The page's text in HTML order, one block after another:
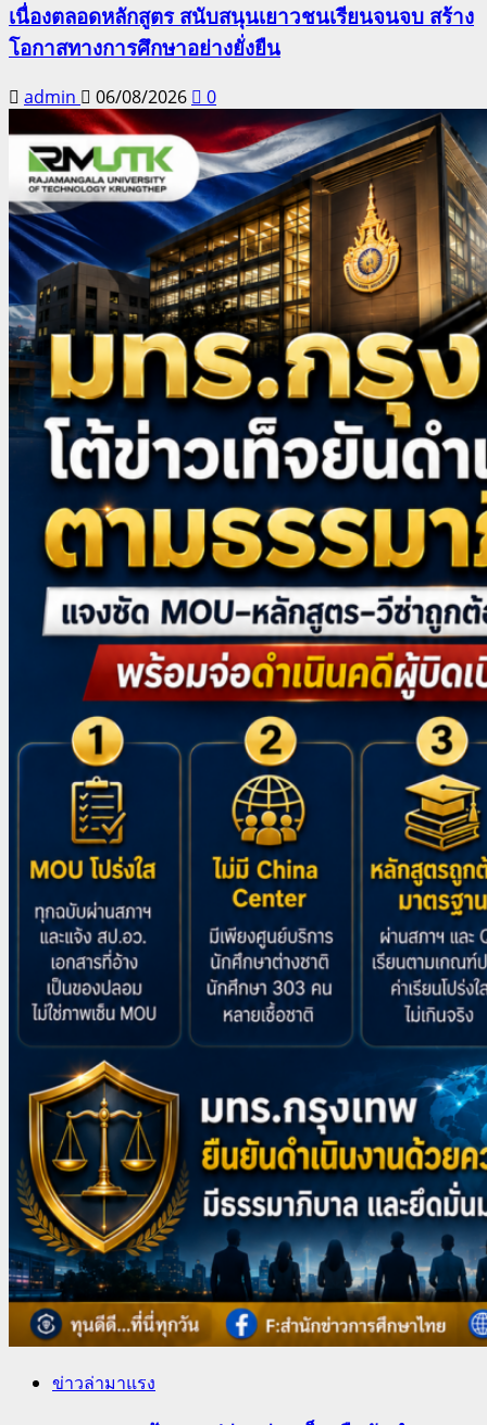
เนื่องตลอดหลักสูตร สนับสนุนเยาวชนเรียนจนจบ สร้าง
โอกาสทางการศึกษาอย่างยั่งยืน
admin 06/08/2026 0
ข่าวล่ามาแรง